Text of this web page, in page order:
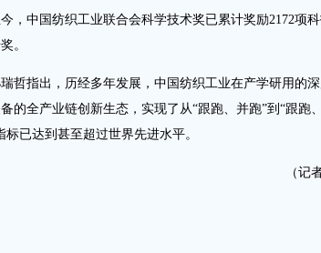
中国纺织工业联合会科学技术奖已累计奖励2172项科
。
指出，历经多年发展，中国纺织工业在产学研用的深
的全产业链创新生态，实现了从“跟跑、并跑”到“跟跑
已达到甚至超过世界先进水平。
（记者